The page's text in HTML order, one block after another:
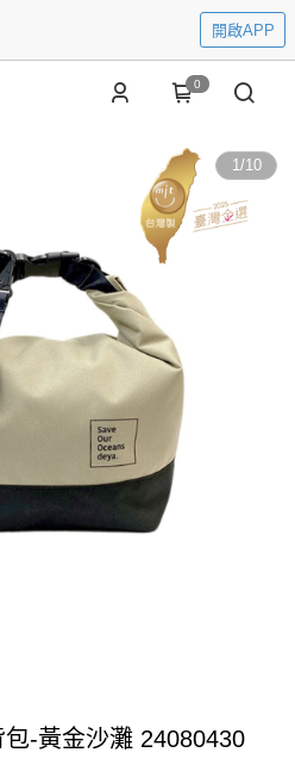
開啟APP
0
1/10
-黃金沙灘 24080430